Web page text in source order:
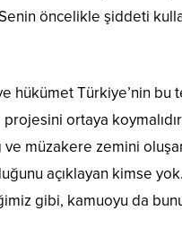
Senin öncelikle şiddeti
hükümet Türkiye’nin
ortaya
müzakere zemini
açıklayan kimse
gibi, kamuoyu da